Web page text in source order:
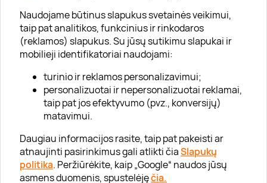
Naudojame būtinus slapukus svetainės veikimui,
taip pat analitikos, funkcinius ir rinkodaros
(reklamos) slapukus. Su jūsų sutikimu slapukai ir
mobilieji identifikatoriai naudojami:
turinio ir reklamos personalizavimui;
personalizuotai ir nepersonalizuotai reklamai,
taip pat jos efektyvumo (pvz., konversijų)
matavimui.
Daugiau informacijos rasite, taip pat pakeisti ar
atnaujinti pasirinkimus gali atlikti čiaSlapukų
politika. Peržiūrėkite, kaip „Google“ naudos jūsų
asmens duomenis, spustelėjęčia.
Apie „Gera Dovana“
Lojalumo klubas
Karjera
Visi partneriai
Kontaktai
Tinklaraštis
Informacija